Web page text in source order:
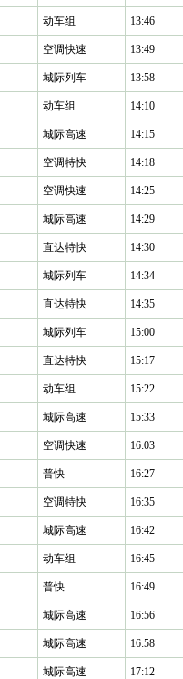
动车组 13:46
空调快速 13:49
城际列车 13:58
动车组 14:10
城际高速 14:15
空调特快 14:18
空调快速 14:25
城际高速 14:29
直达特快 14:30
城际列车 14:34
直达特快 14:35
城际列车 15:00
直达特快 15:17
动车组 15:22
城际高速 15:33
空调快速 16:03
普快 16:27
空调特快 16:35
城际高速 16:42
动车组 16:45
普快 16:49
城际高速 16:56
城际高速 16:58
城际高速 17:12